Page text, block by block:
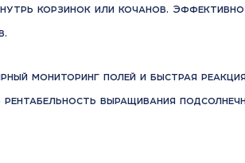
корзинок или кочанов. Эффективно
мониторинг полей и быстрая
выращивания